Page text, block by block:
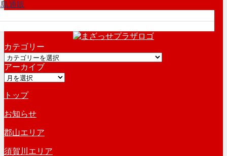
カテゴリー
カ
テ
ゴ
ー
アーカイブ
ア
カ
イ
ブ
トップ
お知らせ
郡山エリア
須賀川エリア